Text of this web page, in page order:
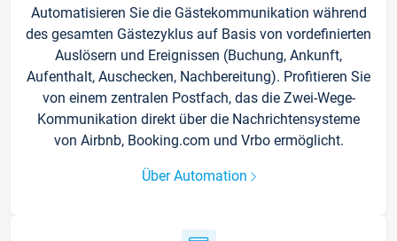
Automatisieren Sie die Gästekommunikation während
des gesamten Gästezyklus auf Basis von vordefinierten
Auslösern und Ereignissen (Buchung, Ankunft,
Aufenthalt, Auschecken, Nachbereitung). Profitieren Sie
von einem zentralen Postfach, das die Zwei-Wege-
Kommunikation direkt über die Nachrichtensysteme
von Airbnb, Booking.com und Vrbo ermöglicht.
Über Automation